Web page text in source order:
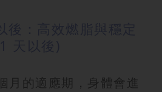
月的適應期，身體會進